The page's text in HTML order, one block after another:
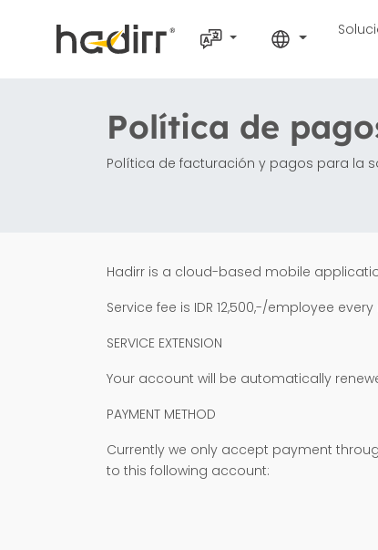
Política de
Política de facturación y pagos para la
Hadirr is a cloud-based mobile
Service fee is IDR 12,500,-/employee
SERVICE EXTENSION
Your account will be automatically
PAYMENT METHOD
Currently we only accept payment
to this following account: